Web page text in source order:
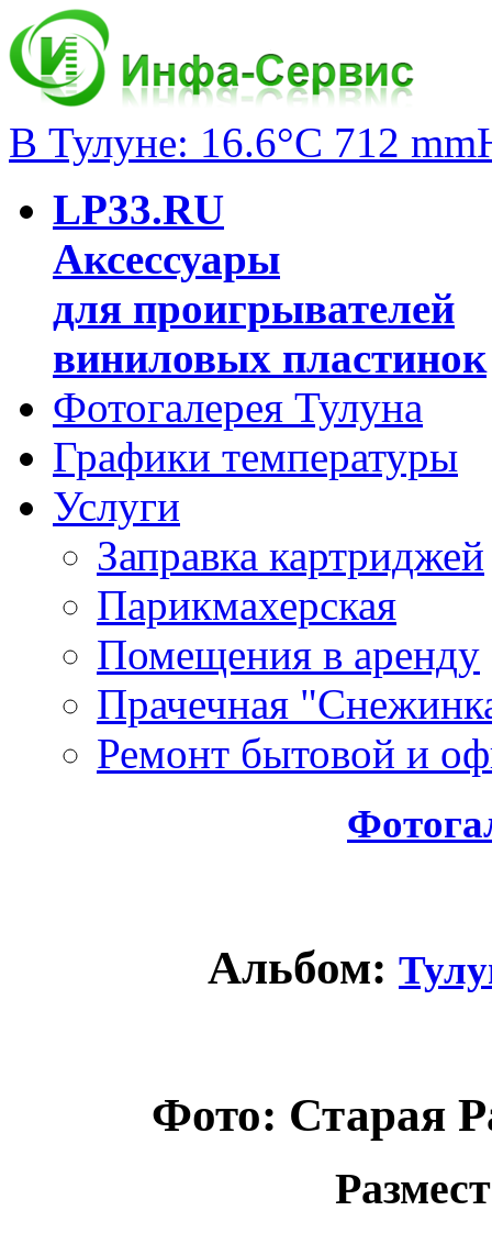
В Тулуне: 16.6°C 712
LP33.RU
Аксессуары
для проигрывателей
виниловых пластинок
Фотогалерея Тулуна
Графики температуры
Услуги
Заправка картриджей
Парикмахерская
Помещения в аренду
Прачечная
Ремонт бытовой и
Альбом:
Фото: Старая